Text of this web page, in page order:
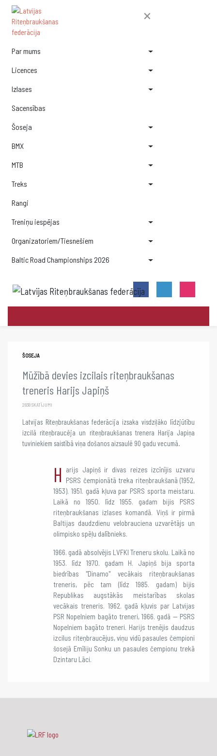
×
Par mums
Licences
Izlases
Sacensības
Šoseja
BMX
MTB
Treks
Rangi
Treniņu iespējas
Organizatoriem/Tiesnešiem
Baltic Road Championships 2026
ŠOSEJA
Mūžībā devies izcilais riteņbraukšanas
treneris Harijs Japiņš
2838 SKATĪJUMI
Latvijas Riteņbraukšanas federācija izsaka visdziļāko līdzjūtību
izcilā riteņbraucēja un riteņbraukšanas trenera Harija Japiņa
tuviniekiem saistībā viņa došanos aizsaulē 90 gadu vecumā.
H
arijs Japiņš ir divas reizes izcīnījis uzvaru
PSRS čempionātā treka riteņbraukšanā (1952,
1953). 1951. gadā kļuva par PSRS sporta meistaru.
Laikā no 1950. līdz 1955. gadam bijis PSRS
riteņbraukšanas izlases komandā. Viņš ir pirmā
Baltijas daudzdienu velobrauciena uzvarētājs un
olimpisko spēļu dalībnieks.
1966. gadā absolvējis LVFKI Treneru skolu. Laikā no
1953. līdz 1970. gadam H. Japiņš bija sporta
biedrības "Dinamo" vecākais riteņbraukšanas
treneris, pēc tam (līdz 1985. gadam) bijis
Republikas augstākās meistarības skolas
vecākais treneris. 1962. gadā kļuvis par Latvijas
PSR Nopelniem bagāto treneri, 1966. gadā — PSRS
Nopelniem bagāto treneri. Harijs trenējis daudzus
izcilus riteņbraucējus, viņu vidū pasaules čempioni
šosejā Emīliju Sonku un pasaules čempionu trekā
Dzintaru Lāci.